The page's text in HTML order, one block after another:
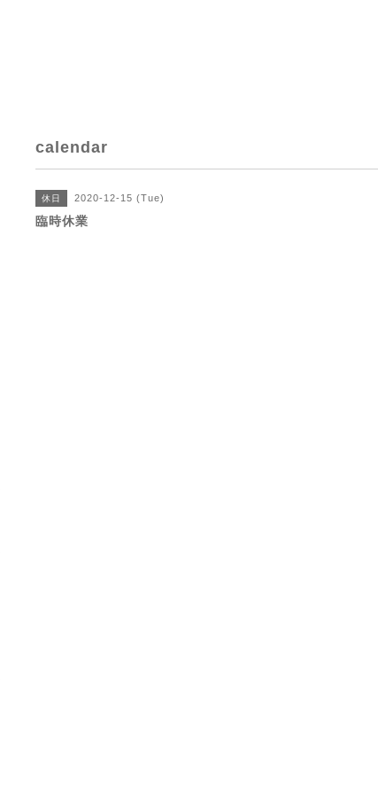
calendar
休日 2020-12-15 (Tue)
臨時休業